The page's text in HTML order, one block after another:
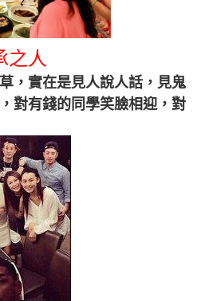
之人
，實在是見人說人話，見鬼
對有錢的同學笑臉相迎，對